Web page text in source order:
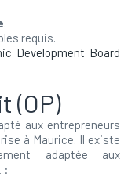
.
requis.
Development Board
(OP)
aux entrepreneurs
à Maurice. Il existe
adaptée aux
: